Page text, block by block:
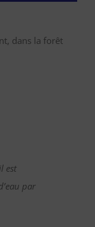
dans la forêt
est
par